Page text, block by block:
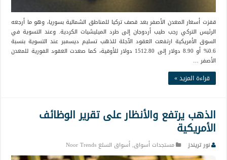
قفزت أسعار المعدن الأصفر بعد قصف تركيا للمناطق الشمالية بسوريا، وهو ما أرجعه
الرئيس التركي رجب طيب أردوجان إلى طرد الميليشيات الكردية. وعند التسوية في
السوق الأمريكية ارتفعت العقود الآجلة للذهب تسليم ديسمبر عند التسوية بنسبة
0.6% أو 8.90 دولار إلى 1512.80 دولار للأوقية، كما صعدت العقود الفورية للمعدن
الأصفر …
قراءة المزيد »
الذهب يرتفع والأنظار على تقرير الوظائف
الأمريكية
نور تريندز مستجدات أسواق,أسواق السلع Noor Trends